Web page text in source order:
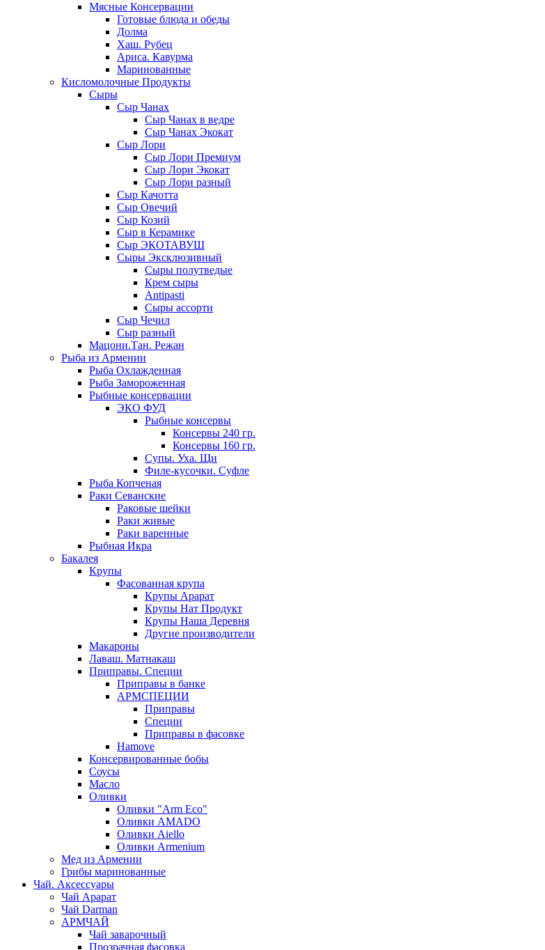
Мясные Консервации
Готовые блюда и обеды
Долма
Хаш. Рубец
Ариса. Кавурма
Маринованные
Кисломолочные Продукты
Сыры
Сыр Чанах
Сыр Чанах в ведре
Сыр Чанах Экокат
Сыр Лори
Сыр Лори Премиум
Сыр Лори Экокат
Сыр Лори разный
Сыр Качотта
Сыр Овечий
Сыр Козий
Сыр в Керамике
Сыр ЭКОТАВУШ
Сыры Эксклюзивный
Сыры полутведые
Крем сыры
Antipasti
Сыры ассорти
Сыр Чечил
Сыр разный
Мацони.Тан. Режан
Рыба из Армении
Рыба Охлажденная
Рыба Замороженная
Рыбные консервации
ЭКО ФУД
Рыбные консервы
Консервы 240 гр.
Консервы 160 гр.
Супы. Уха. Щи
Филе-кусочки. Суфле
Рыба Копченая
Раки Севанские
Раковые шейки
Раки живые
Раки варенные
Рыбная Икра
Бакалея
Крупы
Фасованная крупа
Крупы Арарат
Крупы Нат Продукт
Крупы Наша Деревня
Другие производители
Макароны
Лаваш. Матнакаш
Приправы. Специи
Приправы в банке
АРМСПЕЦИИ
Приправы
Специи
Приправы в фасовке
Hamove
Консервированные бобы
Соусы
Масло
Оливки
Оливки "Arm Eco"
Оливки AMADO
Оливки Aiello
Оливки Armenium
Мед из Армении
Грибы маринованные
Чай. Аксессуары
Чай Арарат
Чай Darman
АРМЧАЙ
Чай заварочный
Прозрачная фасовка